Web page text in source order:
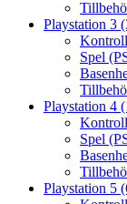
Playstation 3
Spel
Playstation 4
Spel
Playstation 5